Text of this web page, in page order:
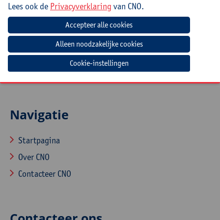
Leerkrachten en leerkrachtenteams PAV/MAVO,
leerkrachten die de sleutelcompetenties van de
basisvorming uit de arbeidsmarktfinaliteit integreren
via andere clusters
Navigatie
Startpagina
Over CNO
Contacteer CNO
Lees ook de Privacyverklaring van CNO.
Cookie-instellingen